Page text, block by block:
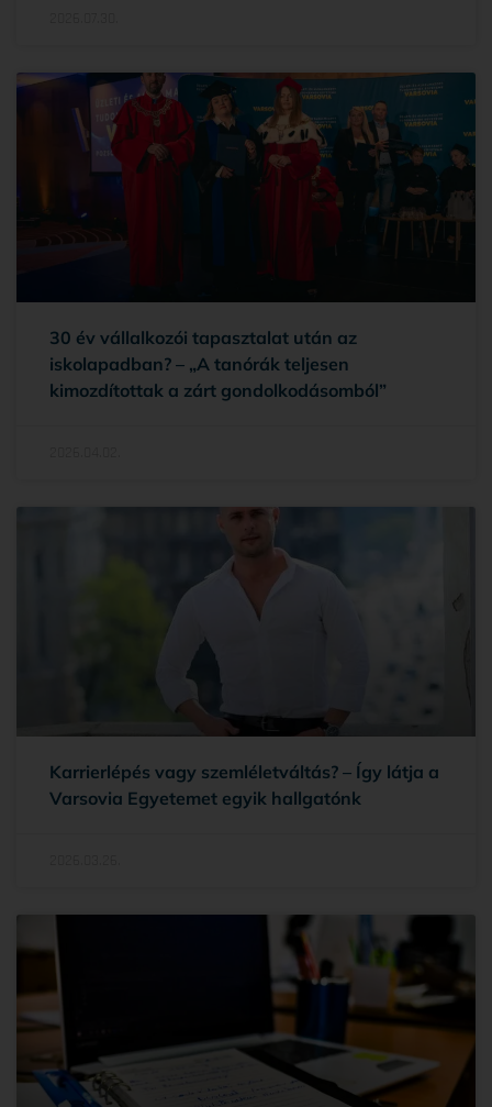
30 év vállalkozói tapasztalat után az
iskolapadban? – „A tanórák teljesen
kimozdítottak a zárt gondolkodásomból”
Karrierlépés vagy szemléletváltás? – Így látja a
Varsovia Egyetemet egyik hallgatónk